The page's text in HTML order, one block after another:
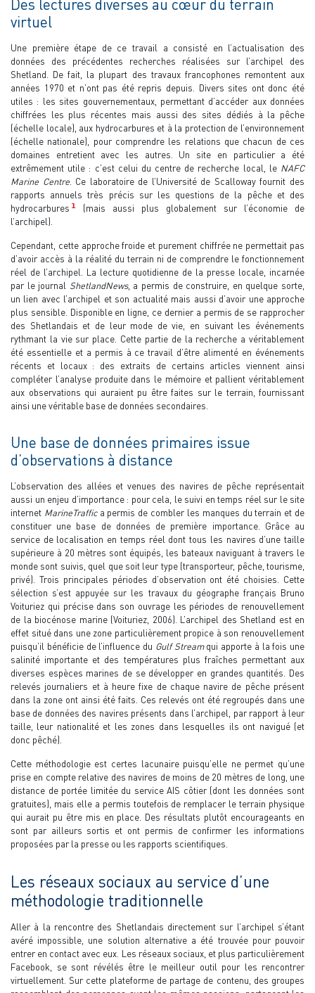
Des lectures diverses au cœur du terrain
virtuel
Une première étape de ce travail a consisté en l’actualisation des
données des précédentes recherches réalisées sur l’archipel des
Shetland. De fait, la plupart des travaux francophones remontent aux
années 1970 et n’ont pas été repris depuis. Divers sites ont donc été
utiles : les sites gouvernementaux, permettant d’accéder aux données
chiffrées les plus récentes mais aussi des sites dédiés à la pêche
(échelle locale), aux hydrocarbures et à la protection de l’environnement
(échelle nationale), pour comprendre les relations que chacun de ces
domaines entretient avec les autres. Un site en particulier a été
extrêmement utile : c’est celui du centre de recherche local, le NAFC
Marine Centre. Ce laboratoire de l’Université de Scalloway fournit des
rapports annuels très précis sur les questions de la pêche et des
hydrocarbures 1
(mais aussi plus globalement sur l’économie de
l’archipel).
Cependant, cette approche froide et purement chiffrée ne permettait pas
d’avoir accès à la réalité du terrain ni de comprendre le fonctionnement
réel de l’archipel. La lecture quotidienne de la presse locale, incarnée
par le journal ShetlandNews, a permis de construire, en quelque sorte,
un lien avec l’archipel et son actualité mais aussi d’avoir une approche
plus sensible. Disponible en ligne, ce dernier a permis de se rapprocher
des Shetlandais et de leur mode de vie, en suivant les événements
rythmant la vie sur place. Cette partie de la recherche a véritablement
été essentielle et a permis à ce travail d’être alimenté en événements
récents et locaux : des extraits de certains articles viennent ainsi
compléter l’analyse produite dans le mémoire et pallient véritablement
aux observations qui auraient pu être faites sur le terrain, fournissant
ainsi une véritable base de données secondaires.
Une base de données primaires issue
d’observations à distance
L’observation des allées et venues des navires de pêche représentait
aussi un enjeu d’importance : pour cela, le suivi en temps réel sur le site
internet MarineTraffica permis de combler les manques du terrain et de
constituer une base de données de première importance. Grâce au
service de localisation en temps réel dont tous les navires d’une taille
supérieure à 20 mètres sont équipés, les bateaux naviguant à travers le
monde sont suivis, quel que soit leur type (transporteur, pêche, tourisme,
privé). Trois principales périodes d’observation ont été choisies. Cette
sélection s’est appuyée sur les travaux du géographe français Bruno
Voituriez qui précise dans son ouvrage les périodes de renouvellement
de la biocénose marine (Voituriez, 2006). L’archipel des Shetland est en
effet situé dans une zone particulièrement propice à son renouvellement
puisqu’il bénéficie de l’influence du Gulf Streamqui apporte à la fois une
salinité importante et des températures plus fraîches permettant aux
diverses espèces marines de se développer en grandes quantités. Des
relevés journaliers et à heure fixe de chaque navire de pêche présent
dans la zone ont ainsi été faits. Ces relevés ont été regroupés dans une
base de données des navires présents dans l’archipel, par rapport à leur
taille, leur nationalité et les zones dans lesquelles ils ont navigué (et
donc pêché).
Cette méthodologie est certes lacunaire puisqu’elle ne permet qu’une
prise en compte relative des navires de moins de 20 mètres de long, une
distance de portée limitée du service AIS côtier (dont les données sont
gratuites), mais elle a permis toutefois de remplacer le terrain physique
qui aurait pu être mis en place. Des résultats plutôt encourageants en
sont par ailleurs sortis et ont permis de confirmer les informations
proposées par la presse ou les rapports scientifiques.
Les réseaux sociaux au service d’une
méthodologie traditionnelle
Aller à la rencontre des Shetlandais directement sur l’archipel s’étant
avéré impossible, une solution alternative a été trouvée pour pouvoir
entrer en contact avec eux. Les réseaux sociaux, et plus particulièrement
Facebook, se sont révélés être le meilleur outil pour les rencontrer
virtuellement. Sur cette plateforme de partage de contenu, des groupes